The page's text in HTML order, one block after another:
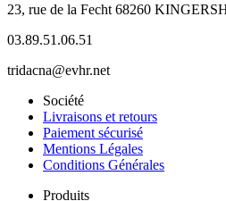
23, rue de la Fecht 68260
03.89.51.06.51
tridacna@evhr.net
Société
Livraisons et retours
Paiement sécurisé
Mentions Légales
Conditions Générales
Produits